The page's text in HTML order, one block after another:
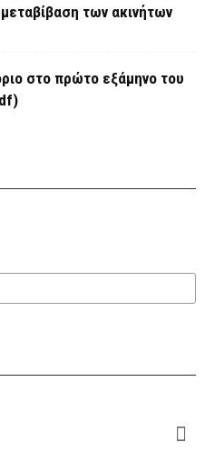
των ακινήτων
στο πρώτο εξάμηνο του